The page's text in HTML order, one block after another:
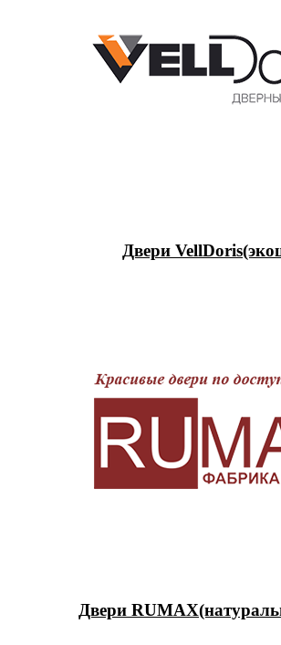
Двери
Двери